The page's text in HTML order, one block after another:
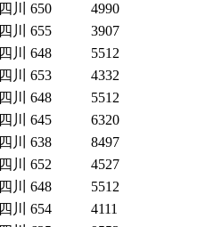
四川 650
4990
四川 655
3907
四川 648
5512
四川 653
4332
四川 648
5512
四川 645
6320
四川 638
8497
四川 652
4527
四川 648
5512
四川 654
4111